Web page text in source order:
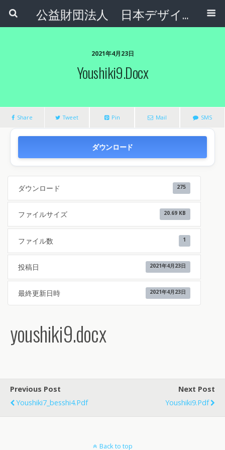
公益財団法人 日本デザインナンバー財団
2021年4月23日
Youshiki9.docx
Share Tweet Pin Mail SMS
ダウンロード
ダウンロード 275
ファイルサイズ 20.69 KB
ファイル数 1
投稿日 2021年4月23日
最終更新日時 2021年4月23日
youshiki9.docx
Previous Post
Youshiki7_besshi4.pdf
Next Post
Youshiki9.pdf
Back to top